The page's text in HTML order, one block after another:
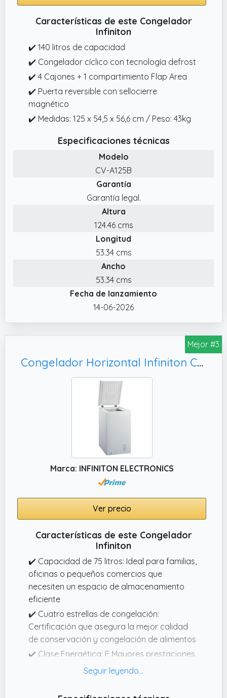
Características de este Congelador
Infiniton
✔️ 140 litros de capacidad
✔️ Congelador cíclico con tecnología defrost
✔️ 4 Cajones + 1 compartimiento Flap Area
✔️ Puerta reversible con sellocierre
magnético
✔️ Medidas: 125 x 54,5 x 56,6 cm / Peso: 43kg
Especificaciones técnicas
Modelo
CV-A125B
Garantía
Garantía legal.
Altura
124.46 cms
Longitud
53.34 cms
Ancho
53.34 cms
Fecha de lanzamiento
14-06-2026
Mejor #3
Congelador Horizontal Infiniton CH-A78B, Bajo Nivel de Ruido (40 dB)
Marca: INFINITON ELECTRONICS
Ver precio
Características de este Congelador
Infiniton
✔️ Capacidad de 75 litros: Ideal para familias,
oficinas o pequeños comercios que
necesiten un espacio de almacenamiento
eficiente
✔️ Cuatro estrellas de congelación:
Certificación que asegura la mejor calidad
de conservación y congelación de alimentos
✔️ Clase Energética: E Mayores prestaciones
y poco consumo El consumo energético es